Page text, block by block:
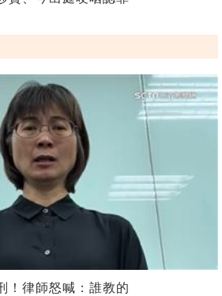
！律師怒喊：誰教的